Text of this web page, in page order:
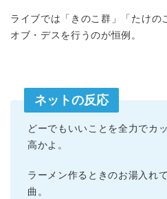
ライブでは「きのこ群」「たけの
オブ・デスを行うのが恒例。
ネットの反応
どーでもいいことを全力でカ
高かよ。
ラーメン作るときのお湯入れ
曲。